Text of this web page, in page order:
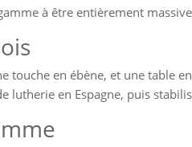
à être entièrement
touche en ébène, et une table
lutherie en Espagne, puis